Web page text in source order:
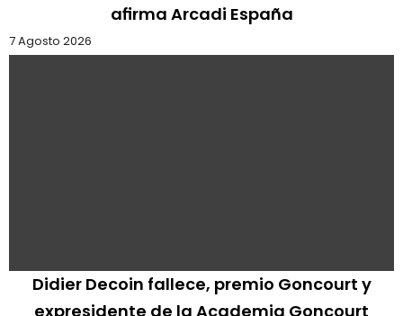
afirma Arcadi España
7 Agosto 2026
Didier Decoin fallece, premio Goncourt y
expresidente de la Academia Goncourt